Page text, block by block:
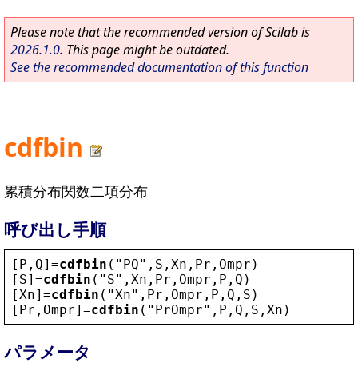
Please note that the recommended version of Scilab is
2026.1.0. This page might be outdated.
See the recommended documentation of this function
cdfbin
累積分布関数二項分布
呼び出し手順
[ P , Q]=cdfbin ( " PQ" , S , Xn , Pr , Ompr )
[ S]=cdfbin ( " S" , Xn , Pr , Ompr , P , Q )
[ Xn]=cdfbin ( " Xn" , Pr , Ompr , P , Q , S )
[ Pr , Ompr]=cdfbin ( " PrOmpr" , P , Q , S , Xn )
パラメータ